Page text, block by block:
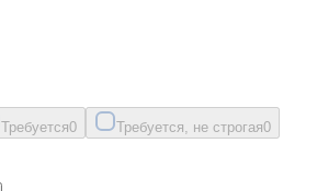
Требуется0 Требуется, не строгая0